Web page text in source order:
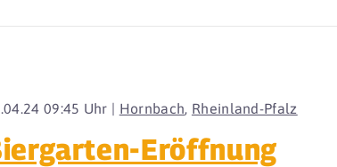
09:45 Uhr | Hornbach, Rheinland-Pfalz
Eröffnung